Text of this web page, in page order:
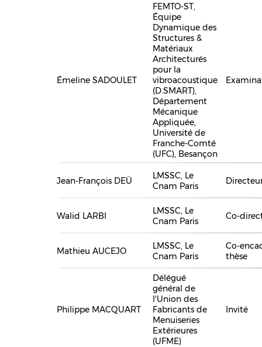
Émeline SADOULET
FEMTO-ST,
Équipe
Dynamique des
Structures &
Matériaux
Architecturés
pour la
vibroacoustique
(D.SMART),
Département
Mécanique
Appliquée,
Université de
Franche-Comté
(UFC), Besançon
Jean-François DEÜ
LMSSC, Le
Cnam Paris
Walid LARBI
LMSSC, Le
Cnam Paris
Co-
Mathieu AUCEJO
LMSSC, Le
Cnam Paris
Co-
thèse
Philippe MACQUART
Délégué
général de
l'Union des
Fabricants de
Menuiseries
Extérieures
(UFME)
Invité